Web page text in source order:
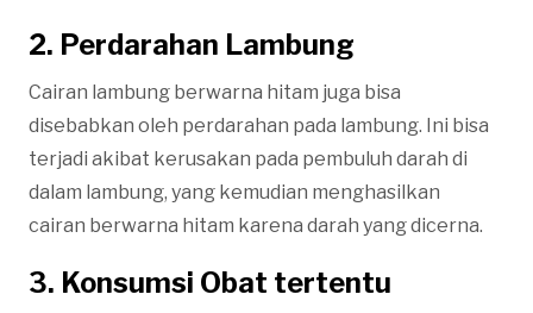
2. Perdarahan Lambung
Cairan lambung berwarna hitam juga bisa
disebabkan oleh perdarahan pada lambung. Ini bisa
terjadi akibat kerusakan pada pembuluh darah di
dalam lambung, yang kemudian menghasilkan
cairan berwarna hitam karena darah yang dicerna.
3. Konsumsi Obat tertentu